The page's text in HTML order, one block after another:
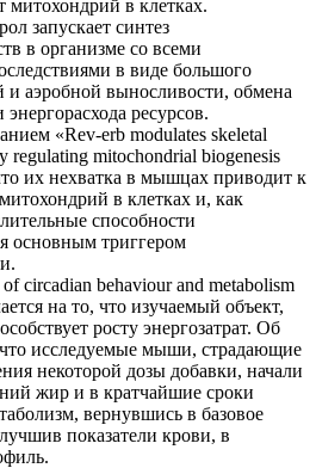
митохондрий в клетках.
запускает синтез
в организме со всеми
в виде большого
и аэробной выносливости, обмена
ресурсов.
«Rev-erb modulates skeletal
regulating mitochondrial biogenesis
их нехватка в мышцах приводит к
в клетках и, как
способности
основным триггером
circadian behaviour and metabolism
на то, что изучаемый объект,
росту энергозатрат. Об
что исследуемые мыши, страдающие
некоторой дозы добавки, начали
жир и в кратчайшие сроки
вернувшись в базовое
показатели крови, в